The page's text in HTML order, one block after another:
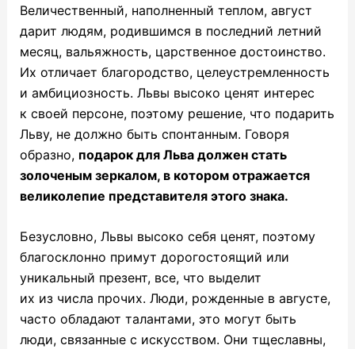
Величественный, наполненный теплом, август
дарит людям, родившимся в последний летний
месяц, вальяжность, царственное достоинство.
Их отличает благородство, целеустремленность
и амбициозность. Львы высоко ценят интерес
к своей персоне, поэтому решение, что подарить
Льву, не должно быть спонтанным. Говоря
образно, подарок для Льва должен стать
золоченым зеркалом, в котором отражается
великолепие представителя этого знака.
Безусловно, Львы высоко себя ценят, поэтому
благосклонно примут дорогостоящий или
уникальный презент, все, что выделит
их из числа прочих. Люди, рожденные в августе,
часто обладают талантами, это могут быть
люди, связанные с искусством. Они тщеславны,